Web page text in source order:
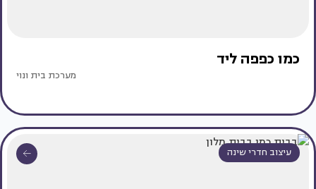
כמו כפפה ליד
מערכת בית ונוי
עיצוב חדרי שינה